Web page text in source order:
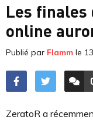
Les finales
online
Publié par Flamm le
ZeratoR a